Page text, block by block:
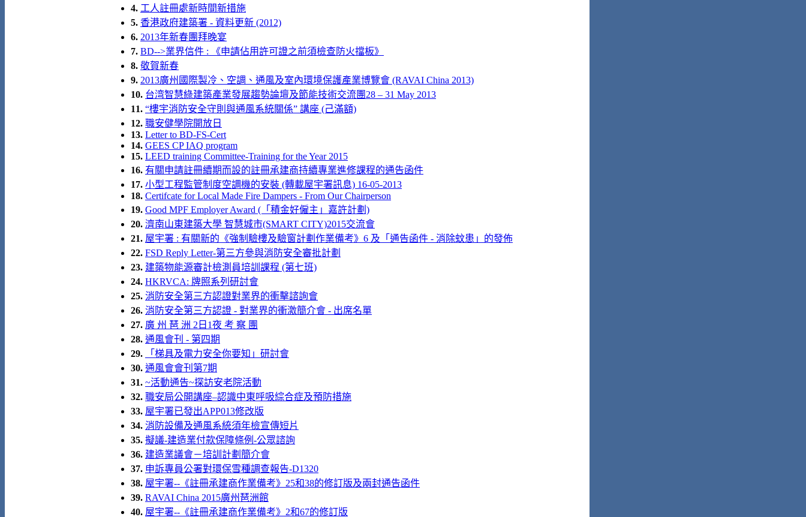
4. 工人註冊處新時間新措施
5. 香港政府建築署 - 資料更新 (2012)
6. 2013年新春團拜晚宴
7. BD-->業界信件 : 《申請佔用許可證之前須檢查防火擋板》
8. 敬賀新春
9. 2013廣州國際製冷、空調、通風及室內環境保護產業博覽會 (RAVAI China 2013)
10. 台湾智慧綠建築產業發展趨勢論壇及節能技術交流團28 – 31 May 2013
11. “樓宇消防安全守則與通風系統關係” 講座 (己滿額)
12. 職安健學院開放日
13. Letter to BD-FS-Cert
14. GEES CP IAQ program
15. LEED training Committee-Training for the Year 2015
16. 有關申請註冊續期而設的註冊承建商持續專業進修課程的通告函件
17. 小型工程監管制度空調機的安裝 (轉載屋宇署訊息) 16-05-2013
18. Certifcate for Local Made Fire Dampers - From Our Chairperson
19. Good MPF Employer Award (「積金好僱主」嘉許計劃)
20. 濟南山東建築大學 智慧城市(SMART CITY)2015交流會
21. 屋宇署 : 有關新的《強制驗樓及驗窗計劃作業備考》6 及「通告函件 - 消除蚊患」的發佈
22. FSD Reply Letter-第三方參與消防安全審批計劃
23. 建築物能源審計檢測員培訓課程 (第七班)
24. HKRVCA: 牌照系列研討會
25. 消防安全第三方認證對業界的衝擊諮詢會
26. 消防安全第三方認證 - 對業界的衝激簡介會 - 出席名單
27. 廣 州 琶 洲 2日1夜 考 察 團
28. 通風會刊 - 第四期
29.
「梯具及電力安全你要知」研討會
30. 通風會會刊第7期
31. ~活動通告~探訪安老院活動
32. 職安局公開講座–認識中東呼吸綜合症及預防措施
33. 屋宇署已發出APP013修改版
34. 消防設備及通風系統須年檢宣傳短片
35. 擬議-建造業付款保障條例-公眾諮詢
36. 建造業議會－培訓計劃簡介會
37. 申訴專員公署對環保雪種調查報告-D1320
38. 屋宇署--《註冊承建商作業備考》25和38的修訂版及兩封通告函件
39. RAVAI China 2015廣州琶洲館
40. 屋宇署--《註冊承建商作業備考》2和67的修訂版